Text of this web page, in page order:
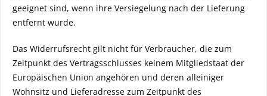
geeignet sind, wenn ihre Versiegelung nach der Lieferung
entfernt wurde.
Das Widerrufsrecht gilt nicht für Verbraucher, die zum
Zeitpunkt des Vertragsschlusses keinem Mitgliedstaat der
Europäischen Union angehören und deren alleiniger
Wohnsitz und Lieferadresse zum Zeitpunkt des